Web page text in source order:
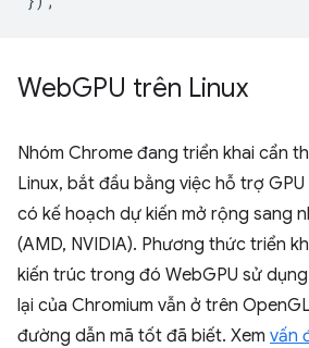
WebGPU trên Linux
Nhóm Chrome đang triển khai cẩn
Linux, bắt đầu bằng việc hỗ trợ
có kế hoạch dự kiến mở rộng sang
(AMD, NVIDIA). Phương thức triển
kiến trúc trong đó WebGPU sử
lại của Chromium vẫn ở trên
đường dẫn mã tốt đã biết. Xem vấn